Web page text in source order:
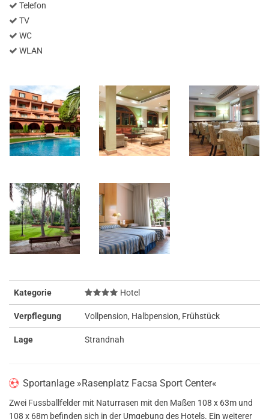
Telefon
TV
WC
WLAN
Kategorie Hotel
Verpflegung Vollpension, Halbpension, Frühstück
Lage Strandnah
Sportanlage »Rasenplatz Facsa Sport Center«
Zwei Fussballfelder mit Naturrasen mit den Maßen 108 x 63m und
108 x 68m befinden sich in der Umgebung des Hotels. Ein weiterer